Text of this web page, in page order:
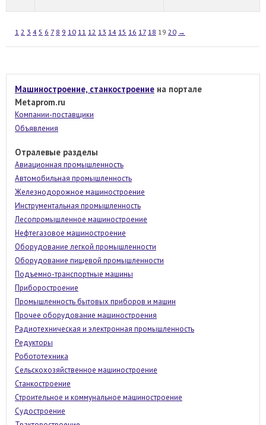
1 2 3 4 5 6 7 8 9 10 11 12 13 14 15 16 17 18 19 20 →
Машиностроение, станкостроение на портале
Metaprom.ru
Компании-поставщики
Объявления
Отралевые разделы
Авиационная промышленность
Автомобильная промышленность
Железнодорожное машиностроение
Инструментальная промышленность
Лесопромышленное машиностроение
Нефтегазовое машиностроение
Оборудование легкой промышленности
Оборудование пищевой промышленности
Подъемно-транспортные машины
Приборостроение
Промышленность бытовых приборов и машин
Прочее оборудование машиностроения
Радиотехническая и электронная промышленность
Редукторы
Робототехника
Сельскохозяйственное машиностроение
Станкостроение
Строительное и коммунальное машиностроение
Судостроение